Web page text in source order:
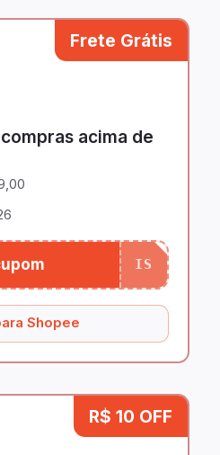
Frete Grátis
acima de
IS
Shopee
R$ 10 OFF